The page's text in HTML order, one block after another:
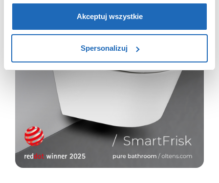
partnerzy reklamowi.Jeśli chcesz, włącz „Tylko
wymagane pliki cookie”.Pamiętaj jednak, że
zablokowane niektóre pliki cookie mogą mieć wpływ na
Aby uzyskać więcej informacji na temat plików plików
cookie, kliknij „Ustawienia plików cookie”.
Jeśli chcesz
uzyskać więcej informacji na temat plików cookie i tego,
dlaczego ich przepisy, przejdź do zakładu „Informacje o
plikach cookie”.
Akceptuj wszystkie
Spersonalizuj